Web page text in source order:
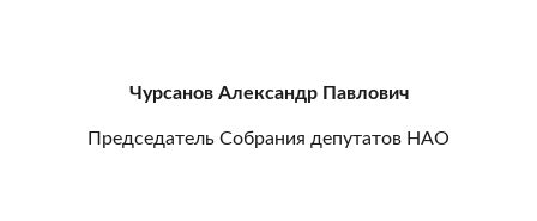
Чурсанов Александр Павлович
Председатель Собрания депутатов НАО